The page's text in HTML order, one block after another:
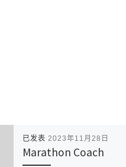
已发表 2023年11月28日
Marathon Coach